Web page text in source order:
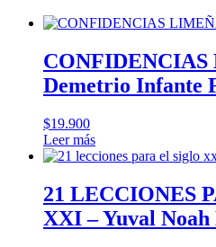
PUERTO
cantidad
CONFIDENCIAS
Demetrio Infante
$19.900
Leer más
21 LECCIONES
XXI – Yuval